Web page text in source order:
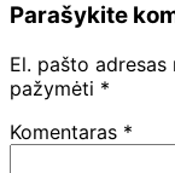
Parašykite
El. pašto adresas
pažymėti *
Komentaras *